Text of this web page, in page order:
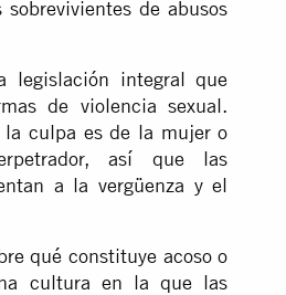
de abusos
legislación integral que
de violencia sexual.
la culpa es de la mujer o
así que las
a la vergüenza y el
qué constituye acoso o
cultura en la que las